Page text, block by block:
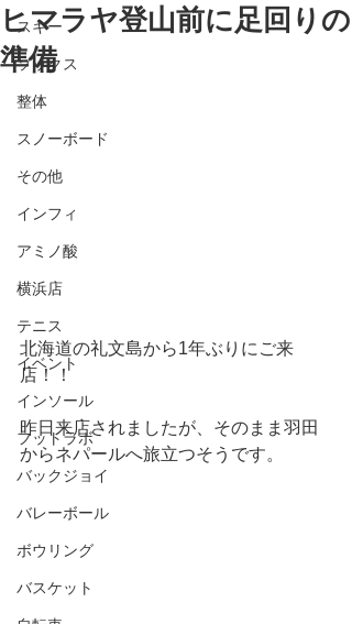
スキー
ソックス
整体
スノーボード
その他
インフィ
アミノ酸
横浜店
テニス
イベント
インソール
フットラボ
バックジョイ
バレーボール
ボウリング
バスケット
ヒマラヤ登山前に足回りの
準備
北海道の礼文島から1年ぶりにご来
店！！
昨日来店されましたが、そのまま羽田
からネパールへ旅立つそうです。